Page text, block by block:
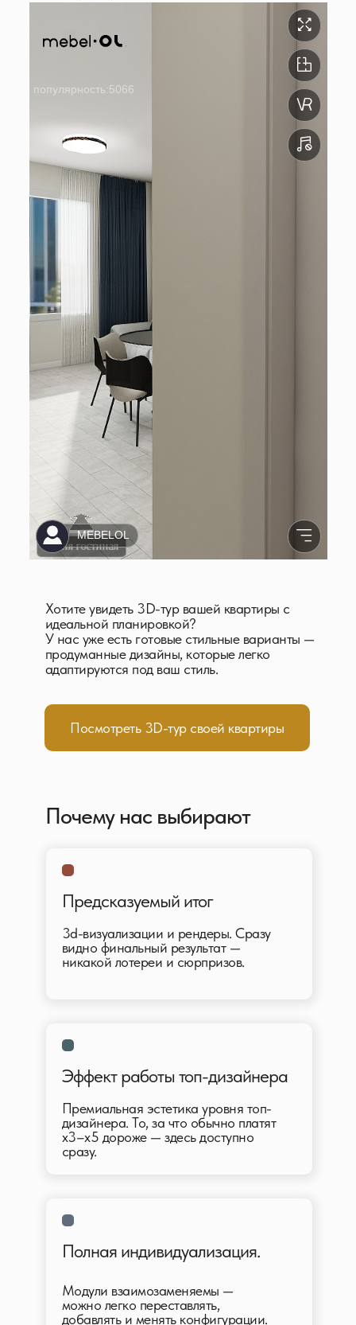
Посмотреть 3D-тур своей квартиры
Хотите увидеть 3D-тур вашей квартиры с
идеальной планировкой?
У нас уже есть готовые стильные варианты —
продуманные дизайны, которые легко
адаптируются под ваш стиль.
Почему нас выбирают
3d-визуализации и рендеры. Сразу
видно финальный результат —
никакой лотереи и сюрпризов.
Предсказуемый итог
Премиальная эстетика уровня топ-
дизайнера. То, за что обычно платят
x3–x5 дороже — здесь доступно
сразу.
Эффект работы топ-дизайнера
Модули взаимозаменяемы —
можно легко переставлять,
добавлять и менять конфигурации.
Полная индивидуализация.